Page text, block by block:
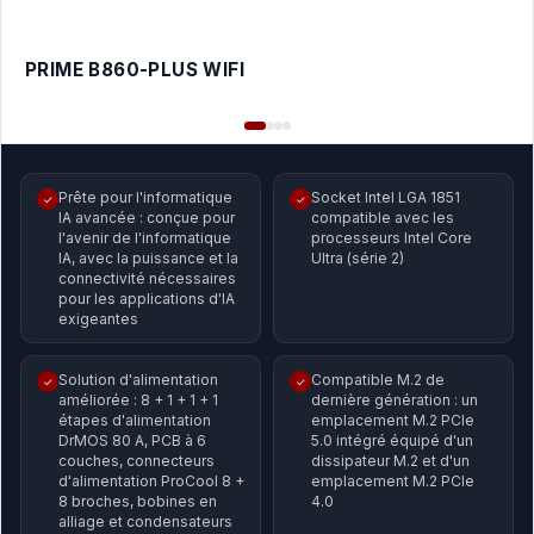
PRIME B860-PLUS WIFI
✓ Prête pour l'informatique
IA avancée : conçue pour
l'avenir de l'informatique
IA, avec la puissance et la
connectivité nécessaires
pour les applications d'IA
exigeantes
✓ Socket Intel LGA 1851
compatible avec les
processeurs Intel Core
Ultra (série 2)
✓ Solution d'alimentation
améliorée : 8 + 1 + 1 + 1
étapes d'alimentation
DrMOS 80 A, PCB à 6
couches, connecteurs
d'alimentation ProCool 8 +
8 broches, bobines en
alliage et condensateurs
✓ Compatible M.2 de
dernière génération : un
emplacement M.2 PCIe
5.0 intégré équipé d'un
dissipateur M.2 et d'un
emplacement M.2 PCIe
4.0